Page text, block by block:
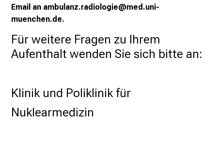
Email an ambulanz.radiologie@med.uni-
muenchen.de.
Für weitere Fragen zu Ihrem
Aufenthalt wenden Sie sich bitte an:
Klinik und Poliklinik für
Nuklearmedizin